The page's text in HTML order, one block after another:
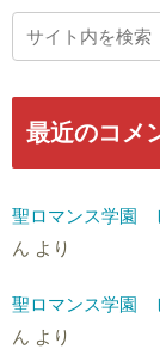
最近のコメ
聖ロマンス学園
ん より
聖ロマンス学園
ん より